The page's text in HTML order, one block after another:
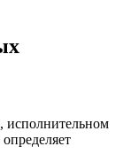
исполнительном